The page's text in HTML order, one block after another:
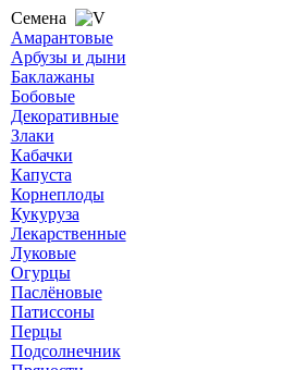
Семена
Амарантовые
Арбузы и дыни
Баклажаны
Бобовые
Декоративные
Злаки
Кабачки
Капуста
Корнеплоды
Кукуруза
Лекарственные
Луковые
Огурцы
Паслёновые
Патиссоны
Перцы
Подсолнечник